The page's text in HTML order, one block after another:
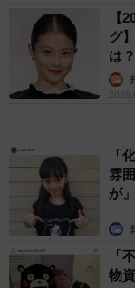
【
グ
は？
「
雰
が
「
物